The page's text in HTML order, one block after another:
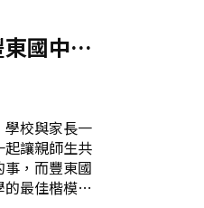
小就讀，麗
歡靜思
民、新住民
家庭功能不
文牧師二十
督的信仰及
班，翻轉了
教育是生命感
，鄭牧師和
來到聖潔教
。鄭牧師經
國中家
校與家長一
讓親師生共
，而豐東國
最佳楷模－